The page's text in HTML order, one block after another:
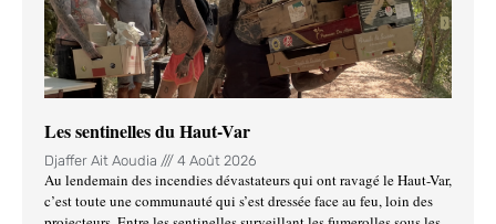
Les sentinelles du Haut-Var
Djaffer Ait Aoudia 4 Août 2026
Au lendemain des incendies dévastateurs qui ont ravagé le Haut-Var,
c’est toute une communauté qui s’est dressée face au feu, loin des